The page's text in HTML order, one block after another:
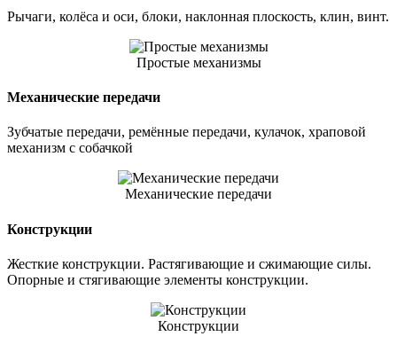
Рычаги, колёса и оси, блоки, наклонная плоскость, клин, винт.
Простые механизмы
Механические передачи
Зубчатые передачи, ремённые передачи, кулачок, храповой
механизм с собачкой
Механические передачи
Конструкции
Жесткие конструкции. Растягивающие и сжимающие силы.
Опорные и стягивающие элементы конструкции.
Конструкции